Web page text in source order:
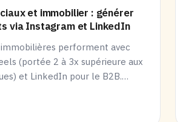
et immobilier : générer
via Instagram et LinkedIn
immobilières performent avec
(portée 2 à 3x supérieure aux
et LinkedIn pour le B2B.…